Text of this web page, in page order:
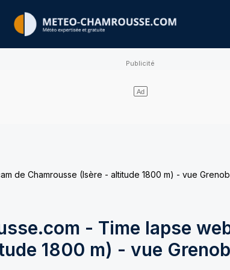
de Chamrousse (Isère - altitude 1800 m) - vue
- Time lapse
1800 m) - vue